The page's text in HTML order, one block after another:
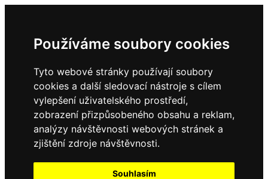
Používáme soubory cookies
Tyto webové stránky používají soubory
cookies a další sledovací nástroje s cílem
vylepšení uživatelského prostředí,
zobrazení přizpůsobeného obsahu a reklam,
analýzy návštěvnosti webových stránek a
zjištění zdroje návštěvnosti.
Souhlasím